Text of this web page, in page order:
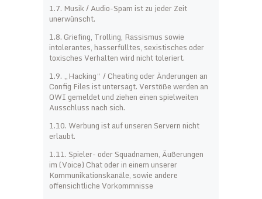
1.7. Musik / Audio-Spam ist zu jeder Zeit
unerwünscht.
1.8. Griefing, Trolling, Rassismus sowie
intolerantes, hasserfülltes, sexistisches oder
toxisches Verhalten wird nicht toleriert.
1.9. „Hacking“ / Cheating oder Änderungen an
Config Files ist untersagt. Verstöße werden an
OWI gemeldet und ziehen einen spielweiten
Ausschluss nach sich.
1.10. Werbung ist auf unseren Servern nicht
erlaubt.
1.11. Spieler- oder Squadnamen, Äußerungen
im (Voice) Chat oder in einem unserer
Kommunikationskanäle, sowie andere
offensichtliche Vorkommnisse